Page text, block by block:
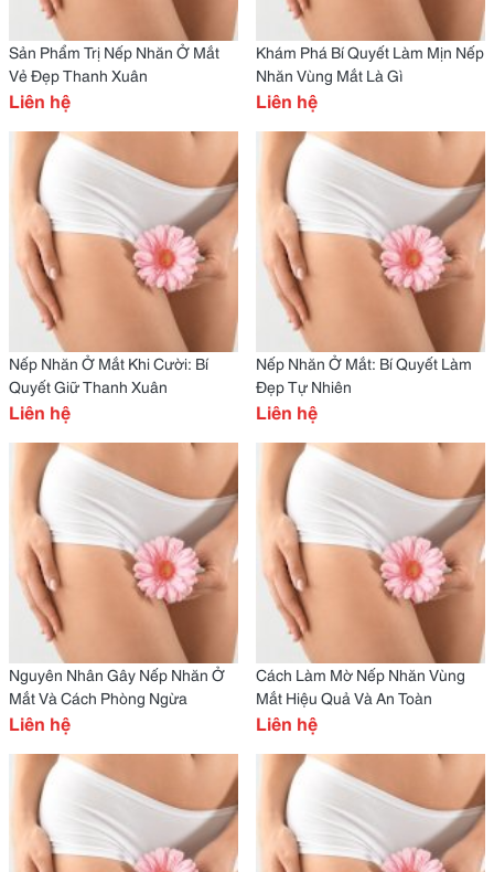
Sản Phẩm Trị Nếp Nhăn Ở Mắt
Vẻ Đẹp Thanh Xuân
Liên hệ
Khám Phá Bí Quyết Làm Mịn Nếp
Nhăn Vùng Mắt Là Gì
Liên hệ
Nếp Nhăn Ở Mắt Khi Cười: Bí
Quyết Giữ Thanh Xuân
Liên hệ
Nếp Nhăn Ở Mắt: Bí Quyết Làm
Đẹp Tự Nhiên
Liên hệ
Nguyên Nhân Gây Nếp Nhăn Ở
Mắt Và Cách Phòng Ngừa
Liên hệ
Cách Làm Mờ Nếp Nhăn Vùng
Mắt Hiệu Quả Và An Toàn
Liên hệ